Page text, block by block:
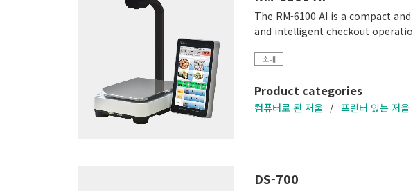
The RM-6100 AI is a compact
and intelligent checkout
소매
Product categories
컴퓨터로 된 저울 프린터 있는 저울
DS-700